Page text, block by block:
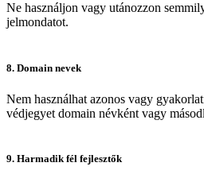
Ne használjon vagy utánozzon
jelmondatot.
8. Domain nevek
Nem használhat azonos vagy
védjegyet domain névként vagy
9. Harmadik fél fejlesztők